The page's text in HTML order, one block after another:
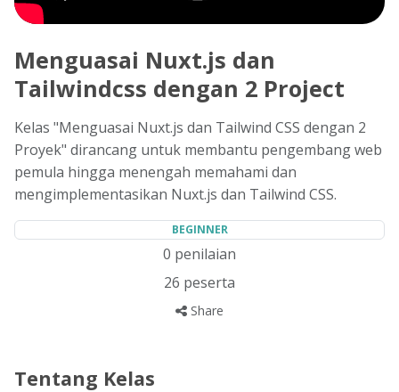
Menguasai Nuxt.js dan
Tailwindcss dengan 2 Project
Kelas "Menguasai Nuxt.js dan Tailwind CSS dengan 2
Proyek" dirancang untuk membantu pengembang web
pemula hingga menengah memahami dan
mengimplementasikan Nuxt.js dan Tailwind CSS.
BEGINNER
0 penilaian
26 peserta
Share
Tentang Kelas